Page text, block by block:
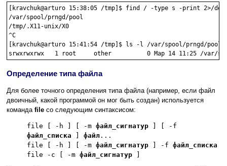
[kravchuk@arturo 15:38:05 /tmp]$ find / -type s -print 2>/
/var/spool/prngd/pool
/tmp/.X11-unix/X0
^C
[kravchuk@arturo 15:41:54 /tmp]$ ls -l /var/spool/prngd/pool
Определение типа файла
Для более точного определения типа файла (например, если файл
двоичный, какой программой он мог быть создан) используется
команда file со следующим синтаксисом:
file [ -h ] [ -m файл_сигнатур ] [ -f
файл_списка
файл ...
file [ -h ] [ -m файл_сигнатур ] -f файл_списка
file -c [ -m файл_сигнатур